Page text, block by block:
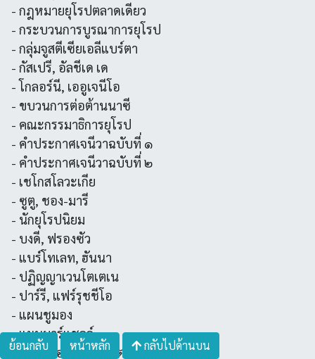
- กฎหมายยุโรปตลาดเดียว
- กระบวนการบูรณาการยุโรป
- กลุ่มจูสตีเซียเอลีแบร์ตา
- กัสเปรี, อัลชีเด เด
- โกลอร์นี, เออูเจนีโอ
- ขบวนการต่อต้านนาซี
- คณะกรรมาธิการยุโรป
- คำประกาศเจนีวาฉบับที่ ๑
- คำประกาศเจนีวาฉบับที่ ๒
- เชโกสโลวะเกีย
- ซูตู, ชอง-มารี
- นักยุโรปนิยม
- บงดี, ฟรองซัว
- แบร์โทเลท, ฮันนา
- ปฏิญญาเวนโตเตเน
- ปาร์รี, แฟร์รุชชีโอ
- แผนชูมอง
- แผนมาร์แชลล์
- พรรคคอมมิวนิสต์อิตาลี
ย้อนกลับ หน้าหลัก กลับไปด้านบน